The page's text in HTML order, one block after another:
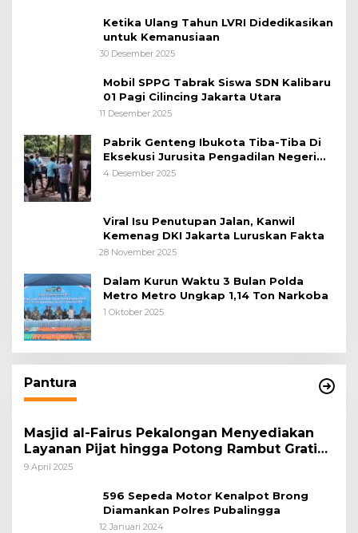
Ketika Ulang Tahun LVRI Didedikasikan
untuk Kemanusiaan
30 Desember 2025
Mobil SPPG Tabrak Siswa SDN Kalibaru
01 Pagi Cilincing Jakarta Utara
11 Desember 2025
Pabrik Genteng Ibukota Tiba-Tiba Di
Eksekusi Jurusita Pengadilan Negeri
Tangerang, Diduga Cacat Hukum Sejak
4 Desember 2025
Viral Isu Penutupan Jalan, Kanwil
Kemenag DKI Jakarta Luruskan Fakta
28 November 2025
Dalam Kurun Waktu 3 Bulan Polda
Metro Metro Ungkap 1,14 Ton Narkoba
1 Oktober 2025
Pantura
Masjid al-Fairus Pekalongan Menyediakan
Layanan Pijat hingga Potong Rambut Gratis
bagi Pemudik Lebaran 2025
9 April 2025
596 Sepeda Motor Kenalpot Brong
Diamankan Polres Pubalingga
12 Januari 2024